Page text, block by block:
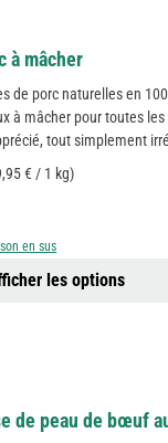
à mâcher
de porc naturelles en
à mâcher pour toutes
tout simplement
€ / 1 kg)
en sus
les options
de peau de bœuf